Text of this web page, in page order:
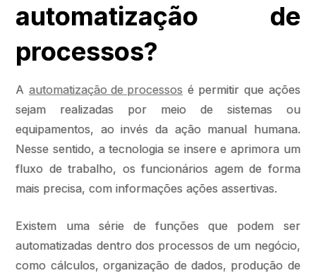
automatização de
processos?
Aautomatização de processos é permitir que ações
sejam realizadas por meio de sistemas ou
equipamentos, ao invés da ação manual humana.
Nesse sentido, a tecnologia se insere e aprimora um
fluxo de trabalho, os funcionários agem de forma
mais precisa, com informações ações assertivas.
Existem uma série de funções que podem ser
automatizadas dentro dos processos de um negócio,
como cálculos, organização de dados, produção de